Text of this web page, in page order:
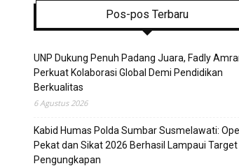
Pos-pos Terbaru
UNP Dukung Penuh Padang Juara, Fadly
Perkuat Kolaborasi Global Demi Pendidikan
Berkualitas
6 Agustus 2026
Kabid Humas Polda Sumbar Susmelawati:
Pekat dan Sikat 2026 Berhasil Lampaui Target
Pengungkapan